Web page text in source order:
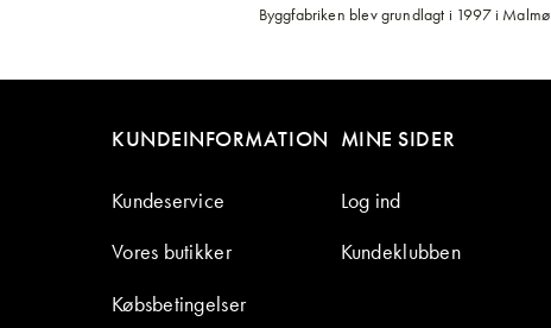
Byggfabriken blev grundlagt i 1997 i Malmø.
KUNDEINFORMATION
Kundeservice
Vores butikker
Købsbetingelser
MINE SIDER
Log ind
Kundeklubben